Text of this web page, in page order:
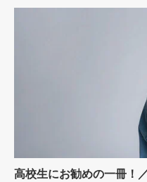
高校生にお勧めの一冊！